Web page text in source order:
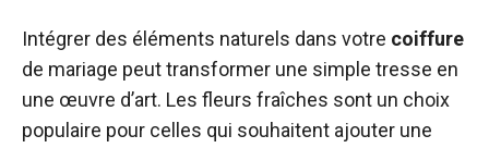
Intégrer des éléments naturels dans votre coiffure
de mariage peut transformer une simple tresse en
une œuvre d’art. Les fleurs fraîches sont un choix
populaire pour celles qui souhaitent ajouter une